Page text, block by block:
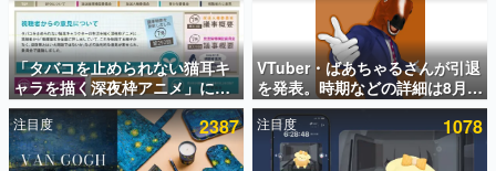
ゲームの企画書
名作ゲームクリエイターの方々に製作時のエピソードをお
聞きし、ヒットする企画（ゲーム）とは何か？を探ってい
きます。
赫本
この物語を解いてはいけない。『赫本』は、〈試験問題〉
の形をした短編ホラー小説集です。
「タバコを止められない猫耳キ
ャラを描く深夜枠アニメ」に視
聴者の一部から批判意見。違法
薬物の使用と思しき描写も含め
て、BPOが議論を交わす
VTuber・ばあちゃるさんが引退
を発表。時期などの詳細は8月9
日15時からの配信で説明
注目度 2387 注目度 1078